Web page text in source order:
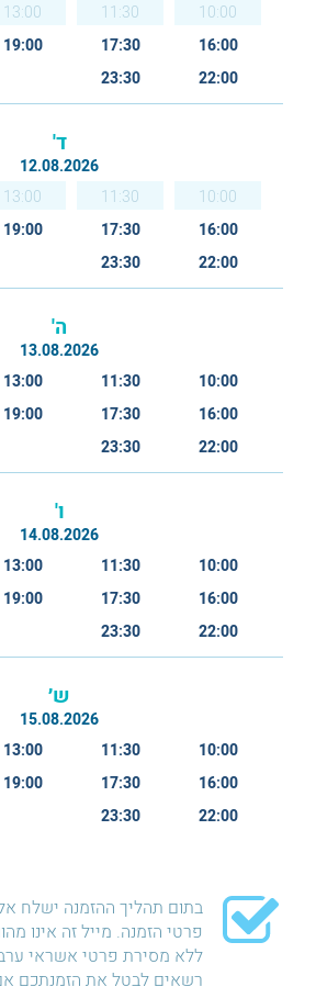
10:00
11:30
13:00
16:00
17:30
19:00
22:00
23:30
ד'
12.08.2026
10:00
11:30
13:00
16:00
17:30
19:00
22:00
23:30
ה'
13.08.2026
10:00
11:30
13:00
16:00
17:30
19:00
22:00
23:30
ו'
14.08.2026
10:00
11:30
13:00
16:00
17:30
19:00
22:00
23:30
ש׳
15.08.2026
10:00
11:30
13:00
16:00
17:30
19:00
22:00
23:30
בתום תהליך ההזמנה ישלח
פרטי הזמנה. מייל זה אינו
ללא מסירת פרטי אשראי
רשאים לבטל את הזמנתכם